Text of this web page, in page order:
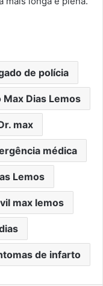
de polícia
Max Dias Lemos
max
médica
Lemos
max lemos
de infarto